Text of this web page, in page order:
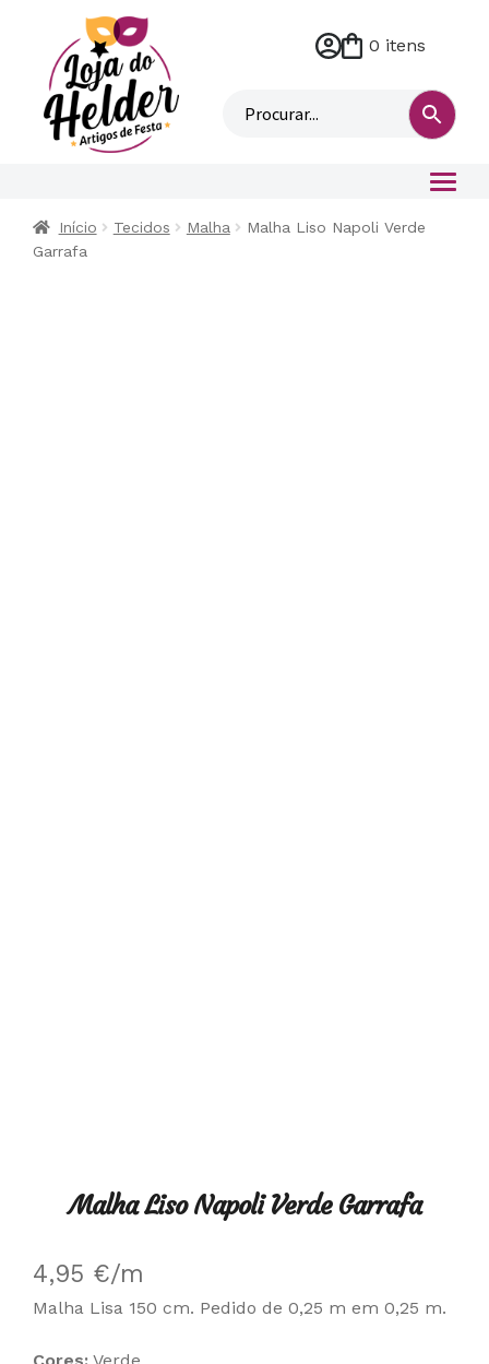
M
n
0 itens
Início Tecidos Malha
Malha Liso Napoli Verde
Garrafa
Malha Liso Napoli Verde Garrafa
4,95 €/m
Malha Lisa 150 cm. Pedido de 0,25 m em 0,25 m.
Cores: Verde